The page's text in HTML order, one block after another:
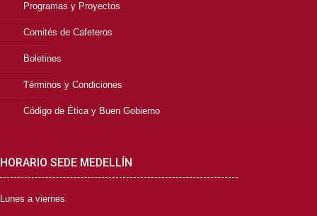
Programas y Proyectos
Comités de Cafeteros
Boletines
Términos y Condiciones
Código de Ética y Buen Gobierno
HORARIO SEDE MEDELLÍN
Lunes a viernes